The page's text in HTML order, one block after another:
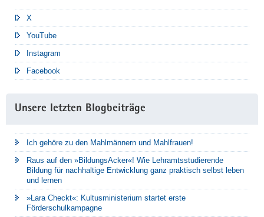
X
YouTube
Instagram
Facebook
Unsere letzten Blogbeiträge
Ich gehöre zu den Mahlmännern und Mahlfrauen!
Raus auf den »BildungsAcker«! Wie Lehramtsstudierende
Bildung für nachhaltige Entwicklung ganz praktisch selbst leben
und lernen
»Lara Checkt«: Kultusministerium startet erste
Förderschulkampagne